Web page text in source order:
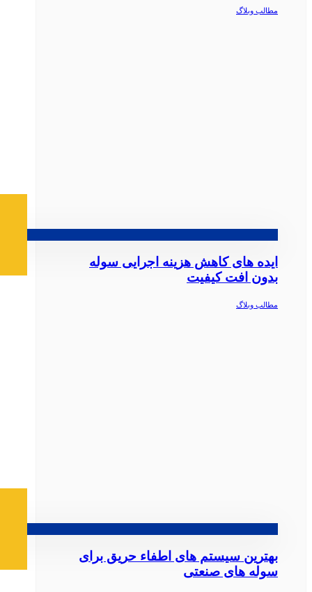
مطالب وبلاگ
ایده‌ های کاهش هزینه اجرایی سوله
بدون افت کیفیت
مطالب وبلاگ
بهترین سیستم‌ های اطفاء حریق برای
سوله‌ های صنعتی